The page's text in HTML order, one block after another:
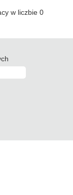
w liczbie 0